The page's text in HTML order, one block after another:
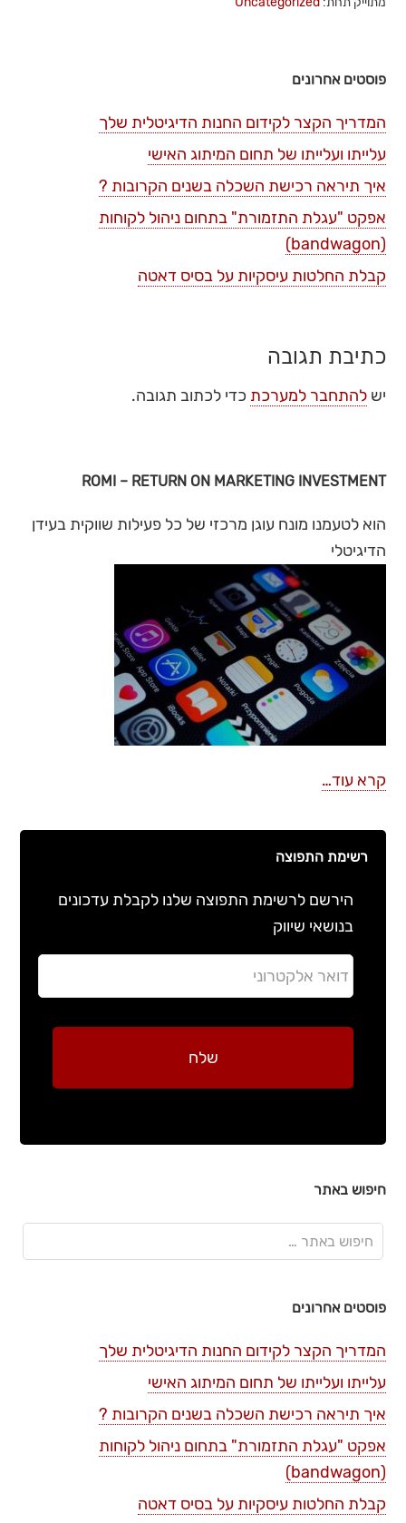
פוסטים אחרונים
המדריך הקצר לקידום החנות הדיגיטלית שלך
עלייתו ועלייתו של תחום המיתוג האישי
איך תיראה רכישת השכלה בשנים הקרובות ?
אפקט "עגלת התזמורת" בתחום ניהול לקוחות
(bandwagon)
קבלת החלטות עיסקיות על בסיס דאטה
כתיבת תגובה
ישלהתחבר למערכת כדי לכתוב תגובה.
ROMI – RETURN ON MARKETING INVESTMENT
הוא לטעמנו מונח עוגן מרכזי של כל פעילות שווקית בעידן
הדיגיטלי
קרא עוד…
רשימת התפוצה
הירשם לרשימת התפוצה שלנו לקבלת עדכונים
בנושאי שיווק
חיפוש באתר
פוסטים אחרונים
המדריך הקצר לקידום החנות הדיגיטלית שלך
עלייתו ועלייתו של תחום המיתוג האישי
איך תיראה רכישת השכלה בשנים הקרובות ?
אפקט "עגלת התזמורת" בתחום ניהול לקוחות
(bandwagon)
קבלת החלטות עיסקיות על בסיס דאטה